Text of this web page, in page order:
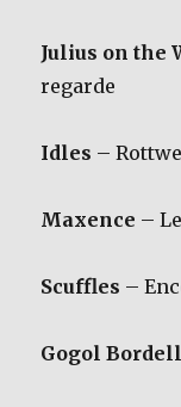
Julius on the
regarde
Idles –
Maxence –
Scuffles –
Gogol